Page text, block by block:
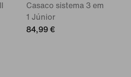
Casaco sistema 3 em
1 Júnior
84,99 €